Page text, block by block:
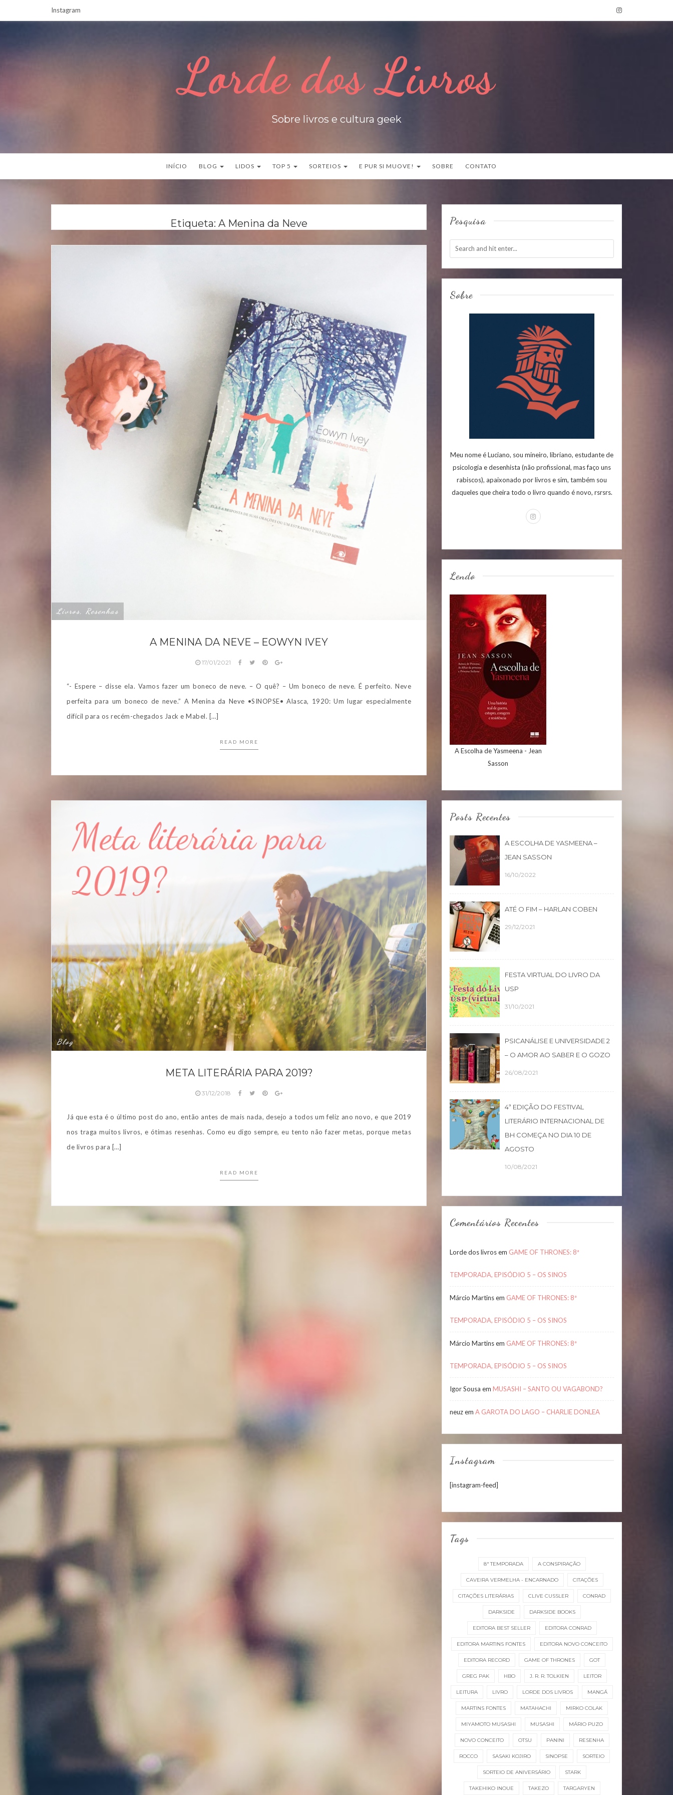
Instagram
Lorde dos Livros
Sobre livros e cultura geek
INÍCIO BLOG LIDOS TOP 5 SORTEIOS E PUR SI MUOVE! SOBRE CONTATO
Etiqueta: A Menina da Neve
Livros, Resenhas
A MENINA DA NEVE – EOWYN IVEY
17/01/2021
“- Espere – disse ela. Vamos fazer um boneco de neve. – O quê? – Um boneco de neve. É perfeito. Neve
perfeita para um boneco de neve.” A Menina da Neve •SINOPSE• Alasca, 1920: Um lugar especialmente
difícil para os recém-chegados Jack e Mabel. […]
READ MORE
Blog
META LITERÁRIA PARA 2019?
31/12/2018
Já que esta é o último post do ano, então antes de mais nada, desejo a todos um feliz ano novo, e que 2019
nos traga muitos livros, e ótimas resenhas. Como eu digo sempre, eu tento não fazer metas, porque metas
de livros para […]
READ MORE
Pesquisa
Sobre
Meu nome é Luciano, sou mineiro, libriano, estudante de
psicologia e desenhista (não profissional, mas faço uns
rabiscos), apaixonado por livros e sim, também sou
daqueles que cheira todo o livro quando é novo, rsrsrs.
Lendo
A Escolha de Yasmeena - Jean
Sasson
Posts Recentes
A ESCOLHA DE YASMEENA –
JEAN SASSON
16/10/2022
ATÉ O FIM – HARLAN COBEN
29/12/2021
FESTA VIRTUAL DO LIVRO DA
USP
31/10/2021
PSICANÁLISE E UNIVERSIDADE 2
– O AMOR AO SABER E O GOZO
26/08/2021
4ª EDIÇÃO DO FESTIVAL
LITERÁRIO INTERNACIONAL DE
BH COMEÇA NO DIA 10 DE
AGOSTO
10/08/2021
Comentários Recentes
Lorde dos livrosem GAME OF THRONES: 8ª
TEMPORADA, EPISÓDIO 5 – OS SINOS
Márcio Martinsem GAME OF THRONES: 8ª
TEMPORADA, EPISÓDIO 5 – OS SINOS
Márcio Martinsem GAME OF THRONES: 8ª
TEMPORADA, EPISÓDIO 5 – OS SINOS
Igor Sousa em MUSASHI – SANTO OU VAGABOND?
neuzem A GAROTA DO LAGO – CHARLIE DONLEA
Instagram
[instagram-feed]
Tags
8ª TEMPORADA A CONSPIRAÇÃO
CAVEIRA VERMELHA - ENCARNADO CITAÇÕES
CITAÇÕES LITERÁRIAS CLIVE CUSSLER CONRAD
DARKSIDE DARKSIDE BOOKS
EDITORA BEST SELLER EDITORA CONRAD
EDITORA MARTINS FONTES EDITORA NOVO CONCEITO
EDITORA RECORD GAME OF THRONES GOT
GREG PAK HBO J. R. R. TOLKIEN LEITOR
LEITURA LIVRO LORDE DOS LIVROS MANGÁ
MARTINS FONTES MATAHACHI MIRKO COLAK
MIYAMOTO MUSASHI MUSASHI MÁRIO PUZO
NOVO CONCEITO OTSU PANINI RESENHA
ROCCO SASAKI KOJIRO SINOPSE SORTEIO
SORTEIO DE ANIVERSÁRIO STARK
TAKEHIKO INOUE TAKEZO TARGARYEN